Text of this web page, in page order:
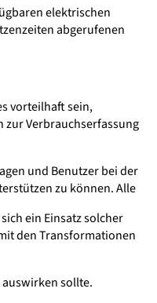
elektrischen
abgerufenen
vorteilhaft sein,
zur Verbrauchserfassung
und Benutzer bei der
zu können. Alle
ein Einsatz solcher
den Transformationen
sollte.